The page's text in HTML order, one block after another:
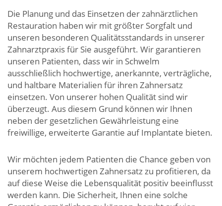
Die Planung und das Einsetzen der zahnärztlichen
Restauration haben wir mit größter Sorgfalt und
unseren besonderen Qualitätsstandards in unserer
Zahnarztpraxis für Sie ausgeführt. Wir garantieren
unseren Patienten, dass wir in Schwelm
ausschließlich hochwertige, anerkannte, verträgliche,
und haltbare Materialien für ihren Zahnersatz
einsetzen. Von unserer hohen Qualität sind wir
überzeugt. Aus diesem Grund können wir Ihnen
neben der gesetzlichen Gewährleistung eine
freiwillige, erweiterte Garantie auf Implantate bieten.
Wir möchten jedem Patienten die Chance geben von
unserem hochwertigen Zahnersatz zu profitieren, da
auf diese Weise die Lebensqualität positiv beeinflusst
werden kann. Die Sicherheit, Ihnen eine solche